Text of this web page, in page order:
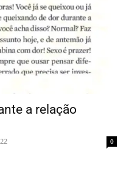
a relação
0